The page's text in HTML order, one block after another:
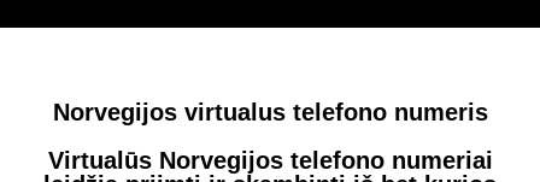
Norvegijos virtualus telefono numeris
Virtualūs Norvegijos telefono numeriai